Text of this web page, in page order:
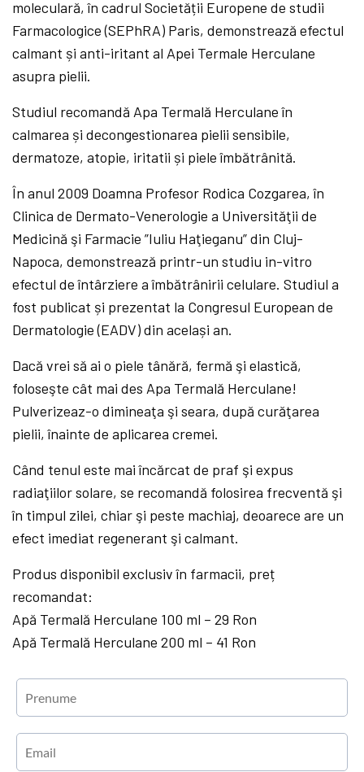
moleculară, în cadrul Societății Europene de studii
Farmacologice (SEPhRA) Paris, demonstrează efectul
calmant și anti-iritant al Apei Termale Herculane
asupra pielii.
Studiul recomandă Apa Termală Herculane în
calmarea și decongestionarea pielii sensibile,
dermatoze, atopie, iritatii și piele îmbătrânită.
În anul 2009 Doamna Profesor Rodica Cozgarea, în
Clinica de Dermato-Venerologie a Universităţii de
Medicină şi Farmacie ”Iuliu Haţieganu” din Cluj-
Napoca, demonstrează printr-un studiu in-vitro
efectul de întârziere a îmbătrânirii celulare. Studiul a
fost publicat și prezentat la Congresul European de
Dermatologie (EADV) din același an.
Dacă vrei să ai o piele tânără, fermă şi elastică,
foloseşte cât mai des Apa Termală Herculane!
Pulverizeaz-o dimineaţa şi seara, după curăţarea
pielii, înainte de aplicarea cremei.
Când tenul este mai încărcat de praf şi expus
radiaţiilor solare, se recomandă folosirea frecventă şi
în timpul zilei, chiar şi peste machiaj, deoarece are un
efect imediat regenerant şi calmant.
Produs disponibil exclusiv în farmacii, preț
recomandat:
Apă Termală Herculane 100 ml – 29 Ron
Apă Termală Herculane 200 ml – 41 Ron